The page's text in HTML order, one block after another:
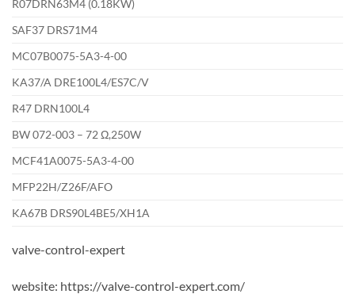
R07DRN63M4 (0.18KW)
SAF37 DRS71M4
MC07B0075-5A3-4-00
KA37/A DRE100L4/ES7C/V
R47 DRN100L4
BW 072-003 – 72 Ω,250W
MCF41A0075-5A3-4-00
MFP22H/Z26F/AFO
KA67B DRS90L4BE5/XH1A
valve-control-expert
website: https://valve-control-expert.com/